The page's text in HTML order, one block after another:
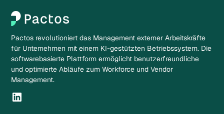
Pactos revolutioniert das Management externer Arbeitskräfte
für Unternehmen mit einem KI-gestützten Betriebssystem. Die
softwarebasierte Plattform ermöglicht benutzerfreundliche
und optimierte Abläufe zum Workforce und Vendor
Management.